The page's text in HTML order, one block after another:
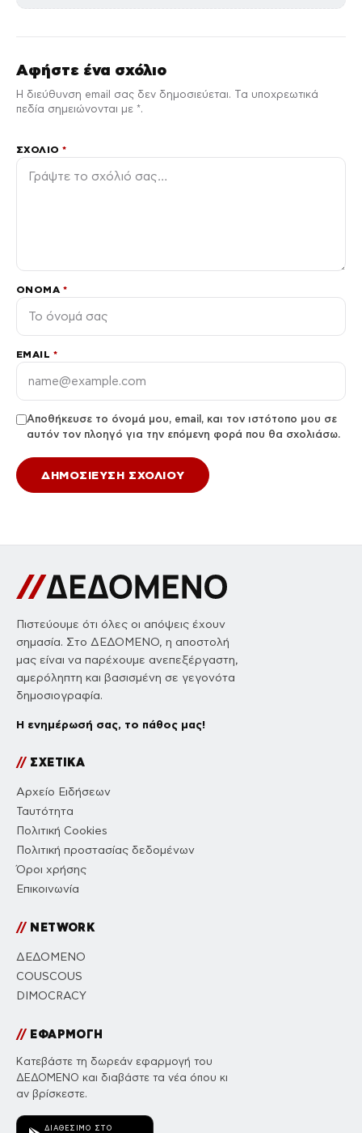
Αφήστε ένα σχόλιο
Η διεύθυνση email σας δεν δημοσιεύεται. Τα υποχρεωτικά
πεδία σημειώνονται με *.
ΣΧΌΛΙΟ*
ΌΝΟΜΑ *
EMAIL *
Αποθήκευσε το όνομά μου, email, και τον ιστότοπο μου σε
αυτόν τον πλοηγό για την επόμενη φορά που θα σχολιάσω.
Πιστεύουμε ότι όλες οι απόψεις έχουν
σημασία. Στο ΔΕΔΟΜΕΝΟ, η αποστολή
μας είναι να παρέχουμε ανεπεξέργαστη,
αμερόληπτη και βασισμένη σε γεγονότα
δημοσιογραφία.
Η ενημέρωσή σας, το πάθος μας!
//ΣΧΕΤΙΚΑ
Αρχείο Ειδήσεων
Ταυτότητα
Πολιτική Cookies
Πολιτική προστασίας δεδομένων
Όροι χρήσης
Επικοινωνία
//NETWORK
ΔΕΔΟΜΕΝΟ
COUSCOUS
DIMOCRACY
//ΕΦΑΡΜΟΓΗ
Κατεβάστε τη δωρεάν εφαρμογή του
ΔΕΔΟΜΕΝΟ και διαβάστε τα νέα όπου κι
αν βρίσκεστε.
ΔΙΑΘΈΣΙΜΟ ΣΤΟ